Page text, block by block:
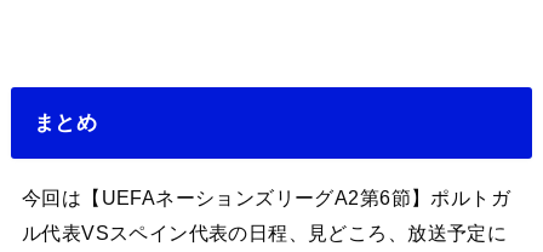
まとめ
今回は【UEFAネーションズリーグA2第6節】ポルトガ
ル代表VSスペイン代表の日程、見どころ、放送予定に